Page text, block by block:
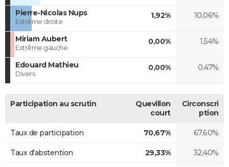
Pierre-Nicolas Nups
Extrême droite
1,92% 10,06%
Miriam Aubert
Extrême gauche
0,00% 1,54%
Edouard Mathieu
Divers
0,00% 0,47%
Participation au scrutin
Quevillon
court
Circonscri
ption
Taux de participation 70,67% 67,60%
Taux d'abstention 29,33% 32,40%